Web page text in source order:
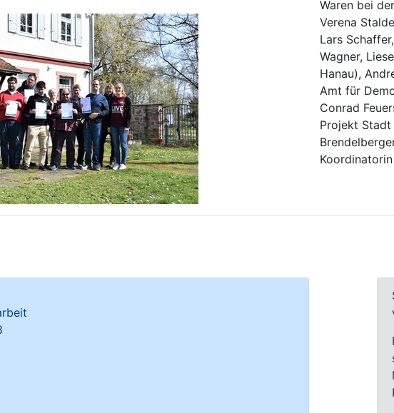
Waren bei
Verena
Lars
Wagner,
Hanau),
Amt für
Conrad
Projekt Stadt